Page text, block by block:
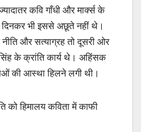
कवि गाँधी और मार्क्स के
दिनकर भी इससे अछूते नहीं थे।
और सत्याग्रह तो दूसरी ओर
के क्रांति कार्य थे। अहिंसक
की आस्था हिलने लगी थी।
को हिमालय कविता में काफी